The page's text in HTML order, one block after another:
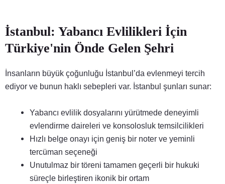
İstanbul: Yabancı Evlilikleri İçin
Türkiye'nin Önde Gelen Şehri
İnsanların büyük çoğunluğu İstanbul’da evlenmeyi tercih
ediyor ve bunun haklı sebepleri var. İstanbul şunları sunar:
Yabancı evlilik dosyalarını yürütmede deneyimli
evlendirme daireleri ve konsolosluk temsilcilikleri
Hızlı belge onayı için geniş bir noter ve yeminli
tercüman seçeneği
Unutulmaz bir töreni tamamen geçerli bir hukuki
süreçle birleştiren ikonik bir ortam